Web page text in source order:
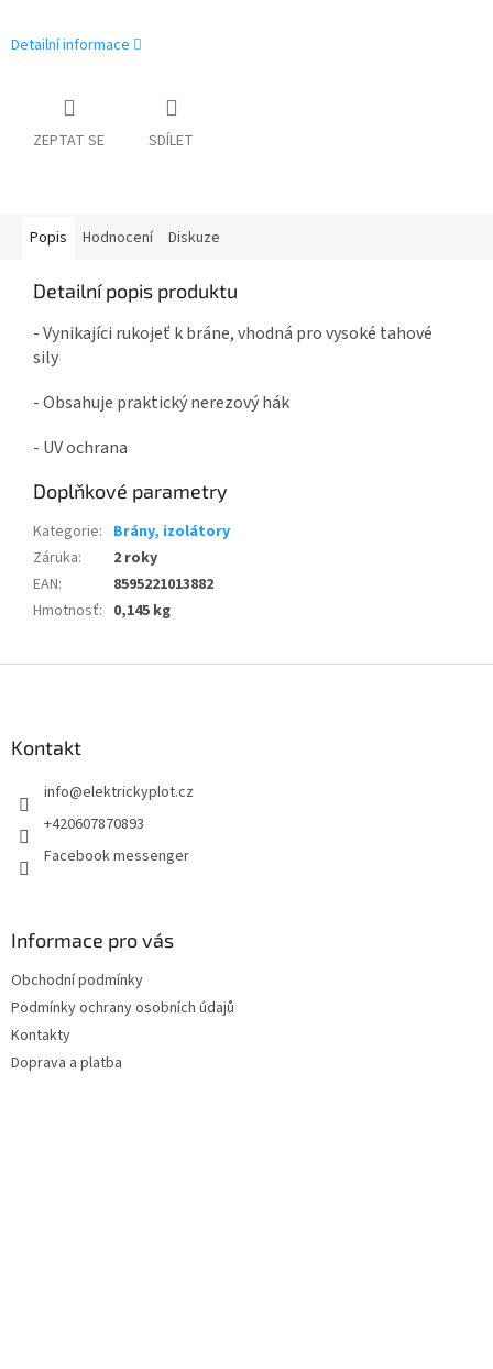
Detailní informace
ZEPTAT SE SDÍLET
Popis Hodnocení Diskuze
Detailní popis produktu
- Vynikajíci rukojeť k bráne, vhodná pro vysoké tahové
sily
- Obsahuje praktický nerezový hák
- UV ochrana
Doplňkové parametry
Kategorie: Brány, izolátory
Záruka:
2 roky
EAN:
8595221013882
Hmotnosť: 0,145 kg
Kontakt
info@elektrickyplot.cz
+420607870893
Facebook messenger
Informace pro vás
Obchodní podmínky
Podmínky ochrany osobních údajů
Kontakty
Doprava a platba